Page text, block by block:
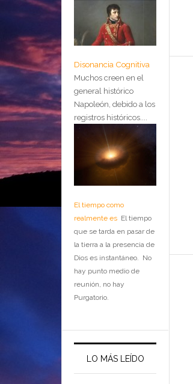
Disonancia Cognitiva
Muchos creen en el
general histórico
Napoleón, debido a los
registros históricos....
El tiempo como
realmente es El tiempo
que se tarda en pasar de
la tierra a la presencia de
Dios es instantáneo. No
hay punto medio de
reunión, no hay
Purgatorio.
LO MÁS LEÍDO